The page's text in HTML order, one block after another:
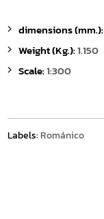
dimensions (mm.):
Weight (Kg.):1.150
Scale:1:300
Labels: Románico